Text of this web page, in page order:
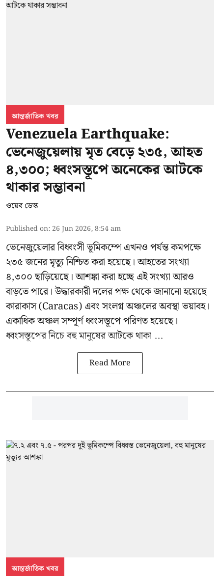
আন্তর্জাতিক খবর
Venezuela Earthquake:
ভেনেজুয়েলায় মৃত বেড়ে ২৩৫, আহত
৪,৩০০; ধ্বংসস্তূপে অনেকের আটকে
থাকার সম্ভাবনা
ওয়েব ডেস্ক
Published on: 26 Jun 2026, 8:54 am
ভেনেজুয়েলার বিধ্বংসীভূমিকম্পেএখনও পর্যন্ত কমপক্ষে
২৩৫ জনের মৃত্যু নিশ্চিত করা হয়েছে। আহতের সংখ্যা
৪,৩০০ ছাড়িয়েছে। আশঙ্কা করা হচ্ছে এই সংখ্যা আরও
বাড়তে পারে। উদ্ধারকারী দলের পক্ষ থেকে জানানো হয়েছে
কারাকাস (Caracas) এবং সংলগ্ন অঞ্চলের অবস্থা ভয়াবহ।
একাধিক অঞ্চল সম্পূর্ণ ধ্বংসস্তূপে পরিণত হয়েছে।
ধ্বংসস্তূপের নিচে বহু মানুষের আটকে থাকা ...
Read More
আন্তর্জাতিক খবর